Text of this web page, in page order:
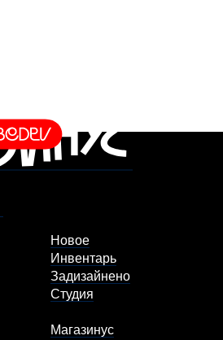
Новое
Инвентарь
Задизайнено
Студия
Магазинус